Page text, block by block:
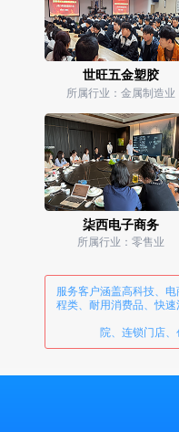
世旺五金塑胶
所属行业：金属制造业
柒西电子商务
所属行业：零售业
服务客户涵盖高科技、
程类、耐用消费品、快
院、连锁门店、